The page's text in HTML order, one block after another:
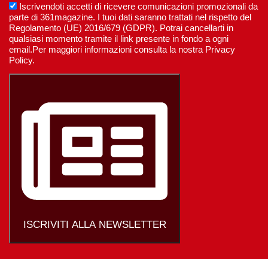
Iscrivendoti accetti di ricevere comunicazioni promozionali da
parte di 361magazine. I tuoi dati saranno trattati nel rispetto del
Regolamento (UE) 2016/679 (GDPR). Potrai cancellarti in
qualsiasi momento tramite il link presente in fondo a ogni
email.Per maggiori informazioni consulta la nostra Privacy
Policy.
ISCRIVITI ALLA NEWSLETTER